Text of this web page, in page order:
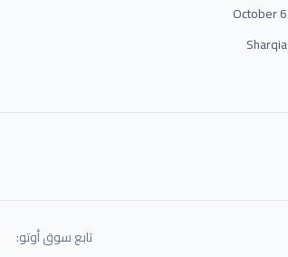
6 October
Sharqia
تابع سوق أوتو: